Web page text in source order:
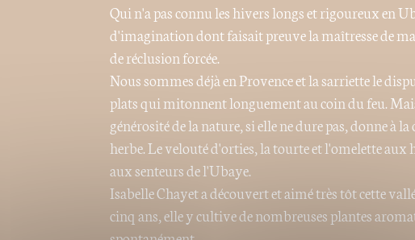
Qui n'a pas connu les hivers longs et rigoureux en
d'imagination dont faisait preuve la maîtresse de
de réclusion forcée.
Nous sommes déjà en Provence et la sarriette le
plats qui mitonnent longuement au coin du feu.
générosité de la nature, si elle ne dure pas, donne à
herbe. Le velouté d'orties, la tourte et l'omelette
aux senteurs de l'Ubaye.
Isabelle Chayet a découvert et aimé très tôt cette
cinq ans, elle y cultive de nombreuses plantes